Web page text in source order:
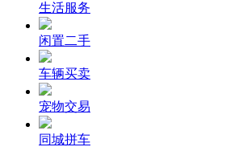
生活服务
闲置二手
车辆买卖
宠物交易
同城拼车